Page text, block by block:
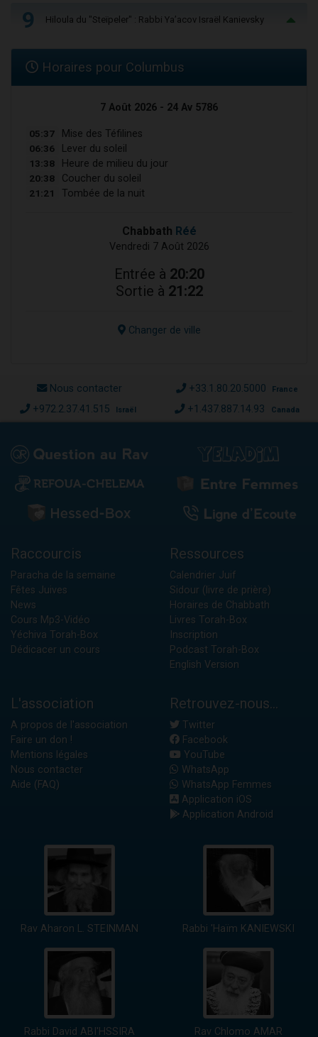
9 Hiloula du "Steïpeler" : Rabbi Ya’acov Israël Kanievsky
Horaires pour Columbus
7 Août 2026 - 24 Av 5786
05:37 Mise des Téfilines
06:36 Lever du soleil
13:38 Heure de milieu du jour
20:38 Coucher du soleil
21:21 Tombée de la nuit
Chabbath Réé
Vendredi 7 Août 2026
Entrée à 20:20
Sortie à 21:22
Changer de ville
Nous contacter +33.1.80.20.5000 France
+972.2.37.41.515 Israël +1.437.887.14.93 Canada
Raccourcis
Paracha de la semaine
Fêtes Juives
News
Cours Mp3-Vidéo
Yéchiva Torah-Box
Dédicacer un cours
Ressources
Calendrier Juif
Sidour (livre de prière)
Horaires de Chabbath
Livres Torah-Box
Inscription
Podcast Torah-Box
English Version
L'association
A propos de l'association
Faire un don !
Mentions légales
Nous contacter
Aide (FAQ)
Retrouvez-nous...
Twitter
Facebook
YouTube
WhatsApp
WhatsApp Femmes
Application iOS
Application Android
Rav Aharon L. STEINMAN Rabbi 'Haïm KANIEWSKI
Rabbi David ABI'HSSIRA Rav Chlomo AMAR